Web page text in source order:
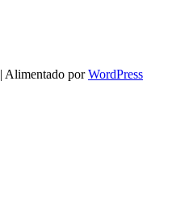
| Alimentado porWordPress